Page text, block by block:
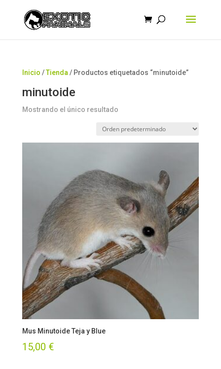
Inicio /Tienda / Productos etiquetados “minutoide”
minutoide
Mostrando el único resultado
Mus Minutoide Teja y Blue
15,00 €